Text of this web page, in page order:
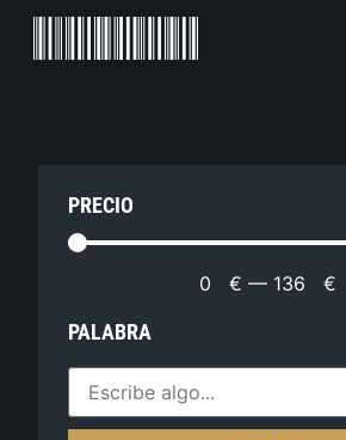
PRECIO
0 € — 136 €
PALABRA